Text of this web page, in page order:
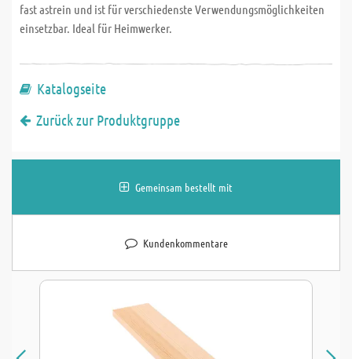
fast astrein und ist für verschiedenste Verwendungsmöglichkeiten
einsetzbar. Ideal für Heimwerker.
Katalogseite
Zurück zur Produktgruppe
Gemeinsam bestellt mit
Kundenkommentare